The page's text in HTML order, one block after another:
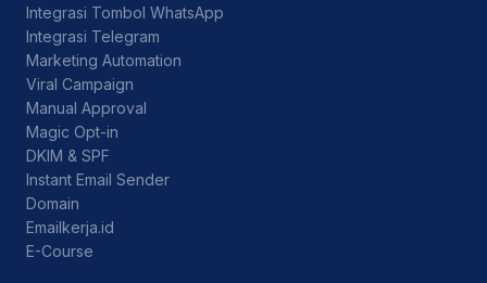
Integrasi Tombol WhatsApp
Integrasi Telegram
Marketing Automation
Viral Campaign
Manual Approval
Magic Opt-in
DKIM & SPF
Instant Email Sender
Domain
Emailkerja.id
E-Course